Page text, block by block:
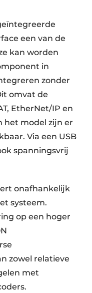
een van de
kan worden
in
zonder
omvat de
EtherNet/IP en
het model zijn er
Via een USB
spanningsvrij
onafhankelijk
systeem.
op een hoger
zowel relatieve
met